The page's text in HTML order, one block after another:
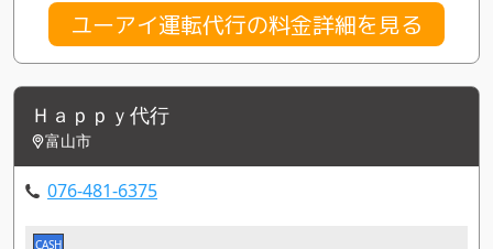
ユーアイ運転代行の料金詳細を見る
Ｈａｐｐｙ代行
富山市
076-481-6375
CASH